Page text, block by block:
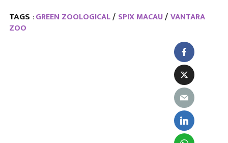
TAGS : GREEN ZOOLOGICAL SPIX MACAU VANTARA
ZOO